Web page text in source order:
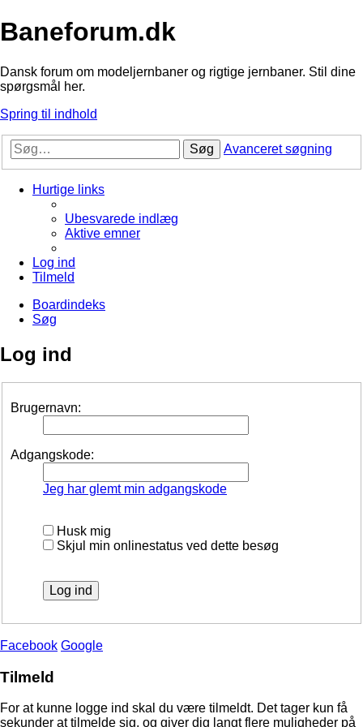
Baneforum.dk
Dansk forum om modeljernbaner og rigtige jernbaner. Stil dine
spørgsmål her.
Spring til indhold
Søg Avanceret søgning
Hurtige links
Ubesvarede indlæg
Aktive emner
Log ind
Tilmeld
Boardindeks
Søg
Log ind
Brugernavn:
Adgangskode:
Jeg har glemt min adgangskode
Husk mig
Skjul min onlinestatus ved dette besøg
Facebook Google
Tilmeld
For at kunne logge ind skal du være tilmeldt. Det tager kun få
sekunder at tilmelde sig, og giver dig langt flere muligheder på